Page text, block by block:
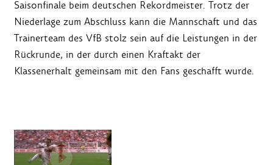
Saisonfinale beim deutschen Rekordmeister. Trotz der
Niederlage zum Abschluss kann die Mannschaft und das
Trainerteam des VfB stolz sein auf die Leistungen in der
Rückrunde, in der durch einen Kraftakt der
Klassenerhalt gemeinsam mit den Fans geschafft wurde.